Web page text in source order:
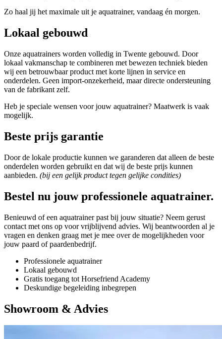
Zo haal jij het maximale uit je aquatrainer, vandaag én morgen.
Lokaal gebouwd
Onze aquatrainers worden volledig in Twente gebouwd. Door
lokaal vakmanschap te combineren met bewezen techniek bieden
wij een betrouwbaar product met korte lijnen in service en
onderdelen. Geen import-onzekerheid, maar directe ondersteuning
van de fabrikant zelf.
Heb je speciale wensen voor jouw aquatrainer? Maatwerk is vaak
mogelijk.
Beste prijs garantie
Door de lokale productie kunnen we garanderen dat alleen de beste
onderdelen worden gebruikt en dat wij de beste prijs kunnen
aanbieden. (bij een gelijk product tegen gelijke condities)
Bestel nu jouw professionele aquatrainer.
Benieuwd of een aquatrainer past bij jouw situatie? Neem gerust
contact met ons op voor vrijblijvend advies. Wij beantwoorden al je
vragen en denken graag met je mee over de mogelijkheden voor
jouw paard of paardenbedrijf.
Professionele aquatrainer
Lokaal gebouwd
Gratis toegang tot Horsefriend Academy
Deskundige begeleiding inbegrepen
Showroom & Advies